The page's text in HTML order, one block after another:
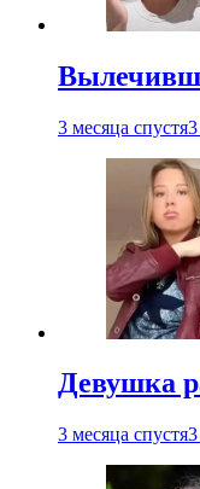
3 месяца спустя
Девушка
3 месяца спустя